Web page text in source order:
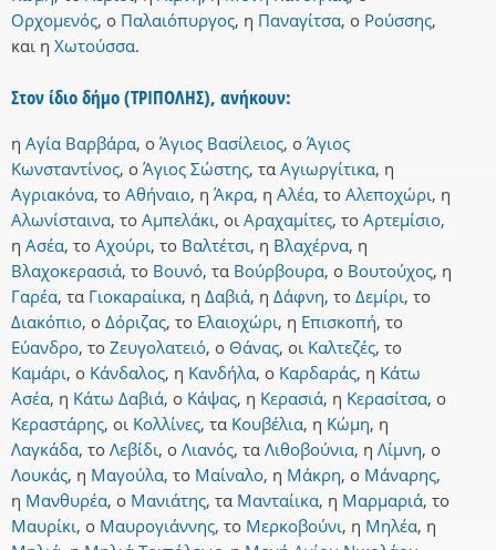
Ορχομενός, ο Παλαιόπυργος, η Παναγίτσα, ο Ρούσσης,
και η Χωτούσσα.
Στον ίδιο δήμο (ΤΡΙΠΟΛΗΣ), ανήκουν:
η Αγία Βαρβάρα, ο Άγιος Βασίλειος, ο Άγιος
Κωνσταντίνος, ο Άγιος Σώστης, τα Αγιωργίτικα, η
Αγριακόνα, το Αθήναιο, η Άκρα, η Αλέα, το Αλεποχώρι, η
Αλωνίσταινα, το Αμπελάκι, οι Αραχαμίτες, το Αρτεμίσιο,
η Ασέα, το Αχούρι, το Βαλτέτσι, η Βλαχέρνα, η
Βλαχοκερασιά, το Βουνό, τα Βούρβουρα, ο Βουτούχος, η
Γαρέα, τα Γιοκαραίικα, η Δαβιά, η Δάφνη, το Δεμίρι, το
Διακόπιο, ο Δόριζας, το Ελαιοχώρι, η Επισκοπή, το
Εύανδρο, το Ζευγολατειό, ο Θάνας, οι Καλτεζές, το
Καμάρι, ο Κάνδαλος, η Κανδήλα, ο Καρδαράς, η Κάτω
Ασέα, η Κάτω Δαβιά, ο Κάψας, η Κερασιά, η Κερασίτσα, ο
Κεραστάρης, οι Κολλίνες, τα Κουβέλια, η Κώμη, η
Λαγκάδα, το Λεβίδι, ο Λιανός, τα Λιθοβούνια, η Λίμνη, ο
Λουκάς, η Μαγούλα, το Μαίναλο, η Μάκρη, ο Μάναρης,
η Μανθυρέα, ο Μανιάτης, τα Μανταίικα, η Μαρμαριά, το
Μαυρίκι, ο Μαυρογιάννης, το Μερκοβούνι, η Μηλέα, η